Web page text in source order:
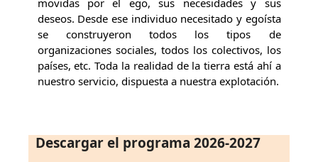
movidas por el ego, sus necesidades y sus
deseos. Desde ese individuo necesitado y egoísta
se construyeron todos los tipos de
organizaciones sociales, todos los colectivos, los
países, etc. Toda la realidad de la tierra está ahí a
nuestro servicio, dispuesta a nuestra explotación.
Descargar el programa 2026-2027